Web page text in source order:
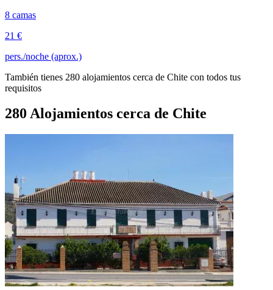
8 camas
21 €
pers./noche (aprox.)
También tienes 280 alojamientos cerca de Chite con todos tus
requisitos
280 Alojamientos cerca de Chite